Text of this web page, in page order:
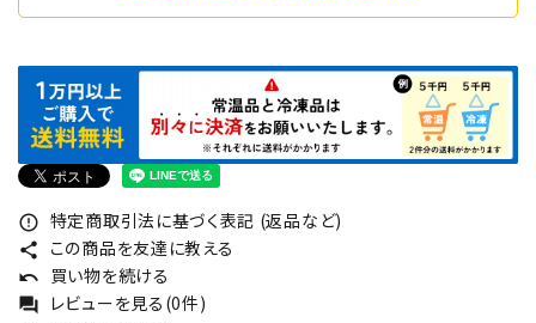
error_outline 特定商取引法に基づく表記 (返品など)
share この商品を友達に教える
undo 買い物を続ける
forum レビューを見る(0件)